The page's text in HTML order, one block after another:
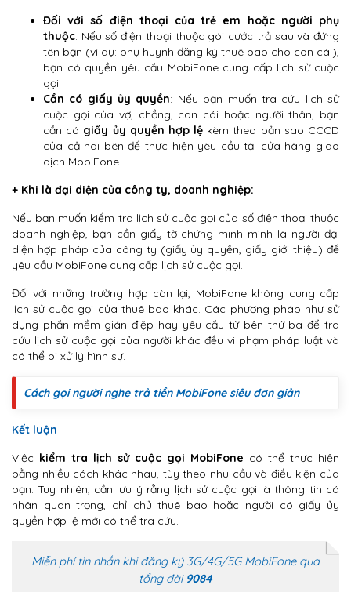
Đối với số điện thoại của trẻ em hoặc người phụ
thuộc: Nếu số điện thoại thuộc gói cước trả sau và đứng
tên bạn (ví dụ: phụ huynh đăng ký thuê bao cho con cái),
bạn có quyền yêu cầu MobiFone cung cấp lịch sử cuộc
gọi.
Cần có giấy ủy quyền: Nếu bạn muốn tra cứu lịch sử
cuộc gọi của vợ, chồng, con cái hoặc người thân, bạn
cần có giấy ủy quyền hợp lệ kèm theo bản sao CCCD
của cả hai bên để thực hiện yêu cầu tại cửa hàng giao
dịch MobiFone.
+ Khi là đại diện của công ty, doanh nghiệp:
Nếu bạn muốn kiểm tra lịch sử cuộc gọi của số điện thoại thuộc
doanh nghiệp, bạn cần giấy tờ chứng minh mình là người đại
diện hợp pháp của công ty (giấy ủy quyền, giấy giới thiệu) để
yêu cầu MobiFone cung cấp lịch sử cuộc gọi.
Đối với những trường hợp còn lại, MobiFone không cung cấp
lịch sử cuộc gọi của thuê bao khác. Các phương pháp như sử
dụng phần mềm gián điệp hay yêu cầu từ bên thứ ba để tra
cứu lịch sử cuộc gọi của người khác đều vi phạm pháp luật và
có thể bị xử lý hình sự.
Cách gọi người nghe trả tiền MobiFone siêu đơn giản
Kết luận
Việc kiểm tra lịch sử cuộc gọi MobiFone có thể thực hiện
bằng nhiều cách khác nhau, tùy theo nhu cầu và điều kiện của
bạn. Tuy nhiên, cần lưu ý rằng lịch sử cuộc gọi là thông tin cá
nhân quan trọng, chỉ chủ thuê bao hoặc người có giấy ủy
quyền hợp lệ mới có thể tra cứu.
Miễn phí tin nhắn khi đăng ký 3G/4G/5G MobiFone qua
tổng đài 9084